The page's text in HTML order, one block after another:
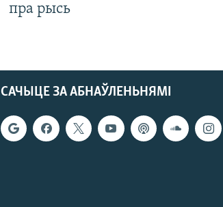
пра рысь
САЧЫЦЕ ЗА АБНАЎЛЕНЬНЯМІ